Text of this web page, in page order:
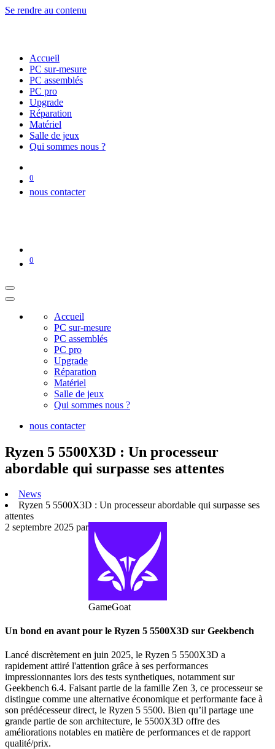
Se rendre au contenu
Accueil
PC sur-mesure
PC assemblés
PC pro
Upgrade
Réparation
Matériel
Salle de jeux
Qui sommes nous ?
0
nous contacter
0
Accueil
PC sur-mesure
PC assemblés
PC pro
Upgrade
Réparation
Matériel
Salle de jeux
Qui sommes nous ?
nous contacter
Ryzen 5 5500X3D : Un processeur
abordable qui surpasse ses attentes
News
Ryzen 5 5500X3D : Un processeur abordable qui surpasse ses
attentes
2 septembre 2025 par
GameGoat
Un bond en avant pour le Ryzen 5 5500X3D sur Geekbench
Lancé discrètement en juin 2025, le Ryzen 5 5500X3D a
rapidement attiré l'attention grâce à ses performances
impressionnantes lors des tests synthetiques, notamment sur
Geekbench 6.4. Faisant partie de la famille Zen 3, ce processeur se
distingue comme une alternative économique et performante face à
son prédécesseur direct, le Ryzen 5 5500. Bien qu’il partage une
grande partie de son architecture, le 5500X3D offre des
améliorations notables en matière de performances et de rapport
qualité/prix.